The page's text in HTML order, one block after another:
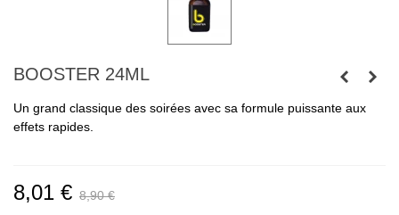
BOOSTER 24ML
Un grand classique des soirées avec sa formule puissante aux
effets rapides.
8,01 € 8,90 €